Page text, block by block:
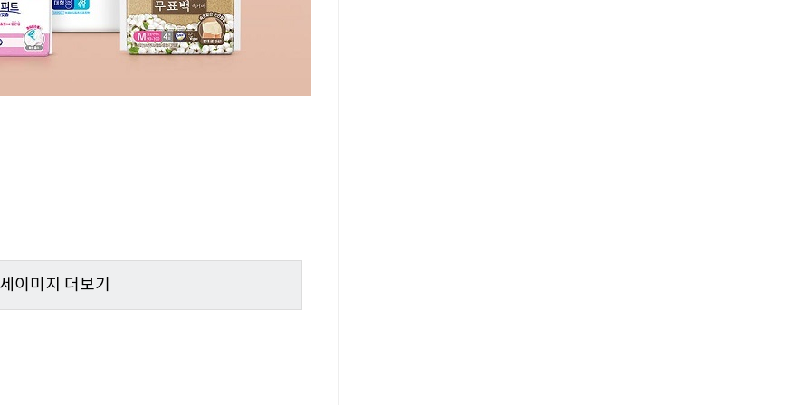
이미지 더보기